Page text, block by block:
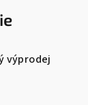
výprodej